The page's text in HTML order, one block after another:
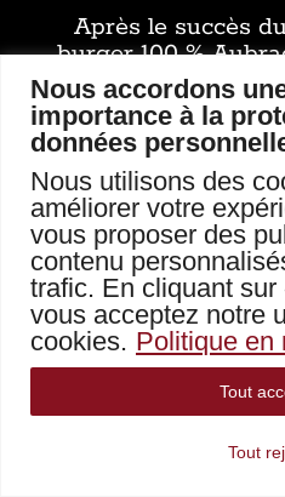
Nous accordons
importance à la
données
Nous utilisons des
améliorer votre
vous proposer des
contenu
trafic. En cliquant sur
vous acceptez notre
cookies. Politique en
Tout
Tout
Après le succès
burger 100 %
signatures de la
envie d’aller
jamais renoncer
identité : la qualité
préparation à la
la
C’est ainsi
Un burger
uniquement sur
jusqu’à 400
hachée 100 %
n’hésitez pas à